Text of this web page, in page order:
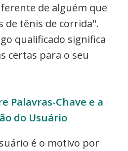
de alguém que
de tênis de corrida".
qualificado significa
certas para o seu
Palavras-Chave e a
do Usuário
é o motivo por